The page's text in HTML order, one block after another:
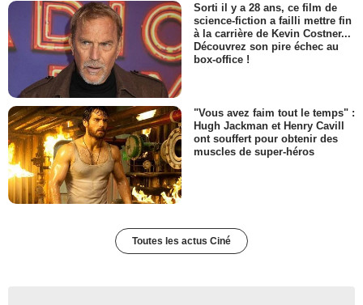
Sorti il y a 28 ans, ce film de
science-fiction a failli mettre fin
à la carrière de Kevin Costner...
Découvrez son pire échec au
box-office !
"Vous avez faim tout le temps" :
Hugh Jackman et Henry Cavill
ont souffert pour obtenir des
muscles de super-héros
Toutes les actus Ciné